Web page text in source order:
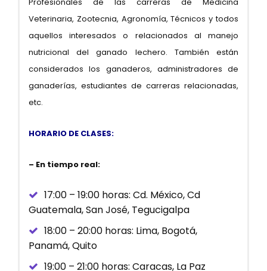
Veterinaria, Zootecnia, Agronomía, Técnicos y todos
aquellos interesados o relacionados al manejo
nutricional del ganado lechero. También están
considerados los ganaderos, administradores de
ganaderías, estudiantes de carreras relacionadas,
etc.
HORARIO DE CLASES:
– En tiempo real:
17:00 – 19:00 horas: Cd. México, Cd
Guatemala, San José, Tegucigalpa
18:00 – 20:00 horas: Lima, Bogotá,
Panamá, Quito
19:00 – 21:00 horas: Caracas, La Paz